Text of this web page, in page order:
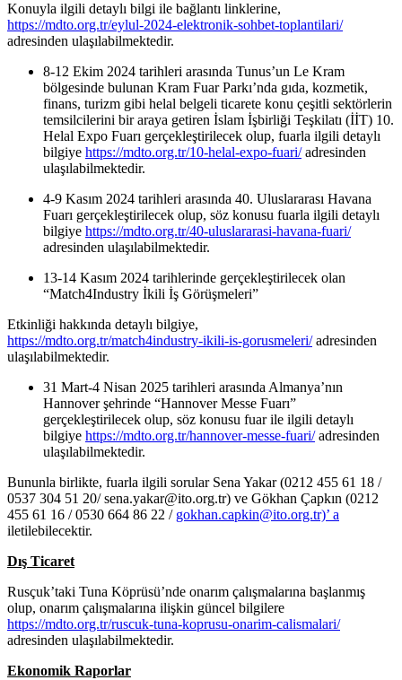
Konuyla ilgili detaylı bilgi ile bağlantı linklerine,
https://mdto.org.tr/eylul-2024-elektronik-sohbet-toplantilari/
adresinden ulaşılabilmektedir.
8-12 Ekim 2024 tarihleri arasında Tunus’un Le Kram
bölgesinde bulunan Kram Fuar Parkı’nda gıda, kozmetik,
finans, turizm gibi helal belgeli ticarete konu çeşitli sektörlerin
temsilcilerini bir araya getiren İslam İşbirliği Teşkilatı (İİT) 10.
Helal Expo Fuarı gerçekleştirilecek olup, fuarla ilgili detaylı
bilgiye https://mdto.org.tr/10-helal-expo-fuari/adresinden
ulaşılabilmektedir.
4-9 Kasım 2024 tarihleri arasında 40. Uluslararası Havana
Fuarı gerçekleştirilecek olup, söz konusu fuarla ilgili detaylı
bilgiye https://mdto.org.tr/40-uluslararasi-havana-fuari/
adresinden ulaşılabilmektedir.
13-14 Kasım 2024 tarihlerinde gerçekleştirilecek olan
“Match4Industry İkili İş Görüşmeleri”
Etkinliği hakkında detaylı bilgiye,
https://mdto.org.tr/match4industry-ikili-is-gorusmeleri/adresinden
ulaşılabilmektedir.
31 Mart-4 Nisan 2025 tarihleri arasında Almanya’nın
Hannover şehrinde “Hannover Messe Fuarı”
gerçekleştirilecek olup, söz konusu fuar ile ilgili detaylı
bilgiye https://mdto.org.tr/hannover-messe-fuari/adresinden
ulaşılabilmektedir.
Bununla birlikte, fuarla ilgili sorular Sena Yakar (0212 455 61 18 /
0537 304 51 20/ sena.yakar@ito.org.tr) ve Gökhan Çapkın (0212
455 61 16 / 0530 664 86 22 / gokhan.capkin@ito.org.tr)’ a
iletilebilecektir.
Dış Ticaret
Rusçuk’taki Tuna Köprüsü’nde onarım çalışmalarına başlanmış
olup, onarım çalışmalarına ilişkin güncel bilgilere
https://mdto.org.tr/ruscuk-tuna-koprusu-onarim-calismalari/
adresinden ulaşılabilmektedir.
Ekonomik Raporlar